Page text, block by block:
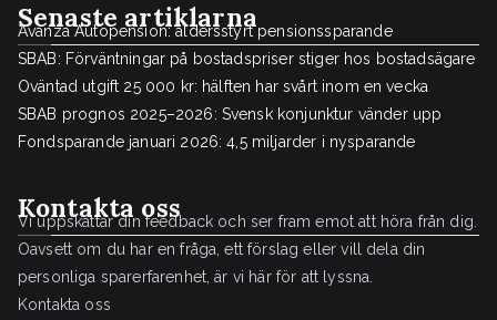
Senaste artiklarna
Avanza Autopension: åldersstyrt pensionssparande
SBAB: Förväntningar på bostadspriser stiger hos bostadsägare
Oväntad utgift 25 000 kr: hälften har svårt inom en vecka
SBAB prognos 2025–2026: Svensk konjunktur vänder upp
Fondsparande januari 2026: 4,5 miljarder i nysparande
Kontakta oss
Vi uppskattar din feedback och ser fram emot att höra från dig.
Oavsett om du har en fråga, ett förslag eller vill dela din
personliga sparerfarenhet, är vi här för att lyssna.
Kontakta oss